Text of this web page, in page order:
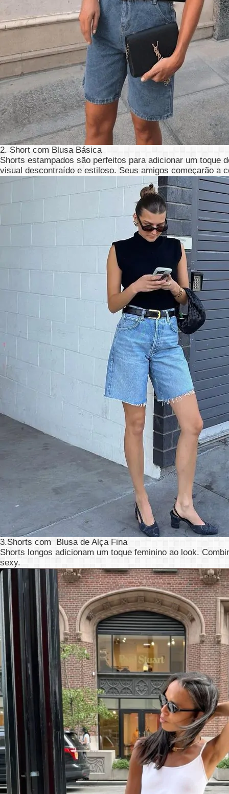
2. Short com Blusa Básica
Shorts estampados são perfeitos para adicionar um toque
visual descontraído e estiloso. Seus amigos começarão a
3.Shorts com Blusa de Alça Fina
Shorts longos adicionam um toque feminino ao look.
sexy.